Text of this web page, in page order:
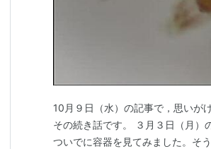
10月９日（水）の記事で，思いが
その続き話です。 ３月３日（月）
ついでに容器を見てみました。そ